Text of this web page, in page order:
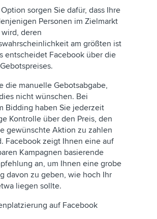
sorgen Sie dafür, dass Ihre
Personen im Zielmarkt
deren
am größten ist
entscheidet Facebook über die
die manuelle Gebotsabgabe,
nicht wünschen. Bei
Bidding haben Sie jederzeit
Kontrolle über den Preis, den
gewünschte Aktion zu zahlen
Facebook zeigt Ihnen eine auf
Kampagnen basierende
an, um Ihnen eine grobe
davon zu geben, wie hoch Ihr
liegen sollte.
auf Facebook